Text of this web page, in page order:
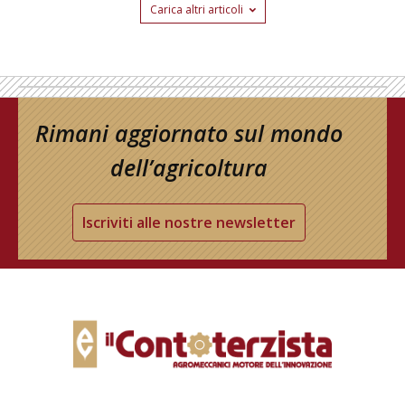
Carica altri articoli
Rimani aggiornato sul mondo
dell’agricoltura
Iscriviti alle nostre newsletter